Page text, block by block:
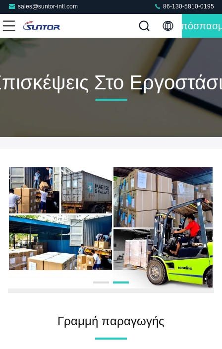
sales@suntor-intl.com 86-130-5810-0195
Στο
Γραμμή παραγωγής